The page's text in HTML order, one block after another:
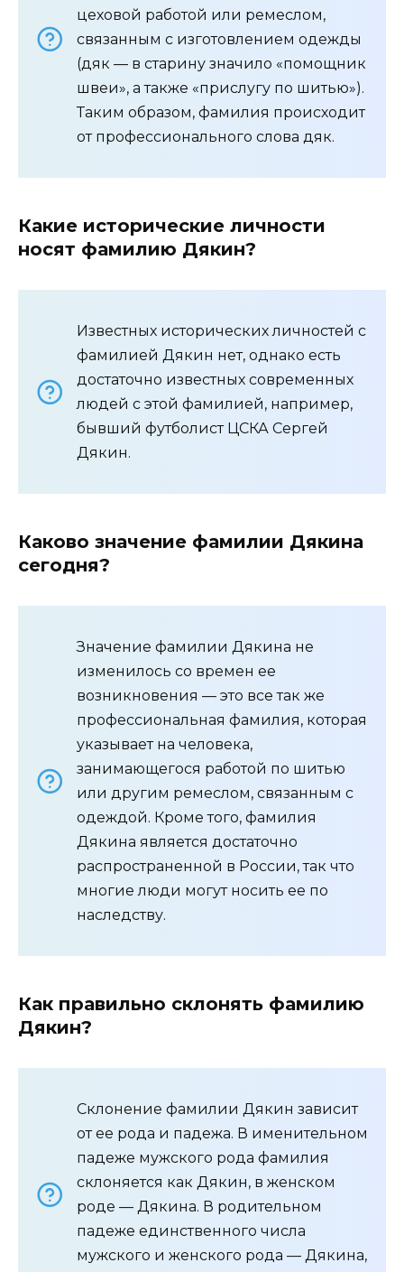
цеховой работой или ремеслом,
связанным с изготовлением одежды
(дяк — в старину значило «помощник
швеи», а также «прислугу по шитью»).
Таким образом, фамилия происходит
от профессионального слова дяк.
Какие исторические личности
носят фамилию Дякин?
Известных исторических личностей с
фамилией Дякин нет, однако есть
достаточно известных современных
людей с этой фамилией, например,
бывший футболист ЦСКА Сергей
Дякин.
Каково значение фамилии Дякина
сегодня?
Значение фамилии Дякина не
изменилось со времен ее
возникновения — это все так же
профессиональная фамилия, которая
указывает на человека,
занимающегося работой по шитью
или другим ремеслом, связанным с
одеждой. Кроме того, фамилия
Дякина является достаточно
распространенной в России, так что
многие люди могут носить ее по
наследству.
Как правильно склонять фамилию
Дякин?
Склонение фамилии Дякин зависит
от ее рода и падежа. В именительном
падеже мужского рода фамилия
склоняется как Дякин, в женском
роде — Дякина. В родительном
падеже единственного числа
мужского и женского рода — Дякина,